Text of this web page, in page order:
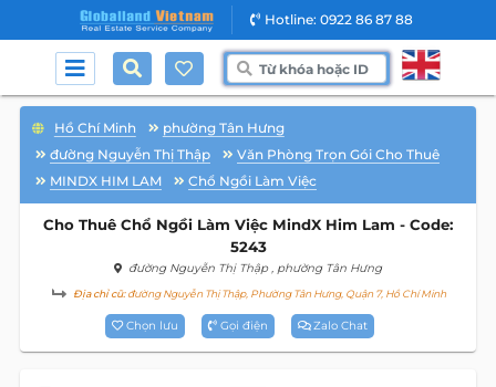
Hotline: 0922 86 87 88
Hồ Chí Minh
phường Tân Hưng
đường Nguyễn Thị Thập
Văn Phòng Trọn Gói Cho Thuê
MINDX HIM LAM
Chổ Ngồi Làm Việc
Cho Thuê Chổ Ngồi Làm Việc MindX Him Lam - Code:
5243
đường Nguyễn Thị Thập , phường Tân Hưng
Địa chỉ cũ:đường Nguyễn Thị Thập, Phường Tân Hưng, Quận 7, Hồ Chí Minh
Chọn lưu Gọi điện Zalo Chat